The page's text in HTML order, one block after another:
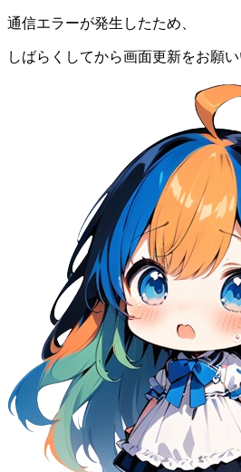
通信エラーが発生したため、
しばらくしてから画面更新をお願い